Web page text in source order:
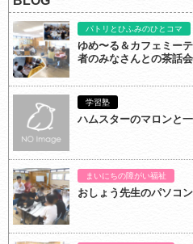
パトリとひふみのひとコマ
ゆめ〜る＆カフェミー
者のみなさんとの茶話会
学習塾
ハムスターのマロンと
まいにちの障がい福祉
おしょう先生のパソコ